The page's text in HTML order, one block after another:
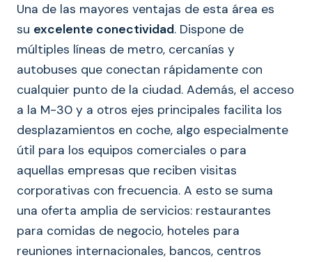
Una de las mayores ventajas de esta área es
su excelente conectividad. Dispone de
múltiples líneas de metro, cercanías y
autobuses que conectan rápidamente con
cualquier punto de la ciudad. Además, el acceso
a la M-30 y a otros ejes principales facilita los
desplazamientos en coche, algo especialmente
útil para los equipos comerciales o para
aquellas empresas que reciben visitas
corporativas con frecuencia. A esto se suma
una oferta amplia de servicios: restaurantes
para comidas de negocio, hoteles para
reuniones internacionales, bancos, centros